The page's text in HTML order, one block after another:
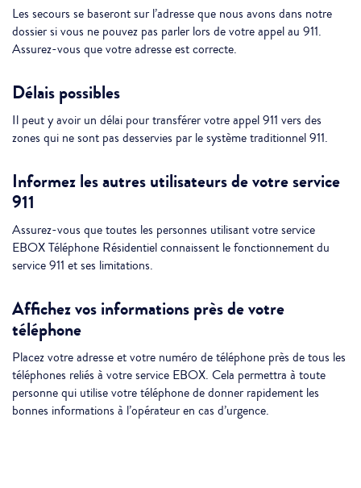
Les secours se baseront sur l’adresse que nous avons dans notre
dossier si vous ne pouvez pas parler lors de votre appel au 911.
Assurez-vous que votre adresse est correcte.
Délais possibles
Il peut y avoir un délai pour transférer votre appel 911 vers des
zones qui ne sont pas desservies par le système traditionnel 911.
Informez les autres utilisateurs de votre service
911
Assurez-vous que toutes les personnes utilisant votre service
EBOX Téléphone Résidentiel connaissent le fonctionnement du
service 911 et ses limitations.
Affichez vos informations près de votre
téléphone
Placez votre adresse et votre numéro de téléphone près de tous les
téléphones reliés à votre service EBOX. Cela permettra à toute
personne qui utilise votre téléphone de donner rapidement les
bonnes informations à l’opérateur en cas d’urgence.